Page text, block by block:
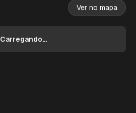
Ver no mapa
Carregando...